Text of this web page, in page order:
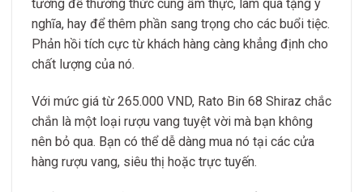
tưởng để thưởng thức cùng ẩm thực, làm quà tặng ý
nghĩa, hay để thêm phần sang trọng cho các buổi tiệc.
Phản hồi tích cực từ khách hàng càng khẳng định cho
chất lượng của nó.
Với mức giá từ 265.000 VND, Rato Bin 68 Shiraz chắc
chắn là một loại rượu vang tuyệt vời mà bạn không
nên bỏ qua. Bạn có thể dễ dàng mua nó tại các cửa
hàng rượu vang, siêu thị hoặc trực tuyến.